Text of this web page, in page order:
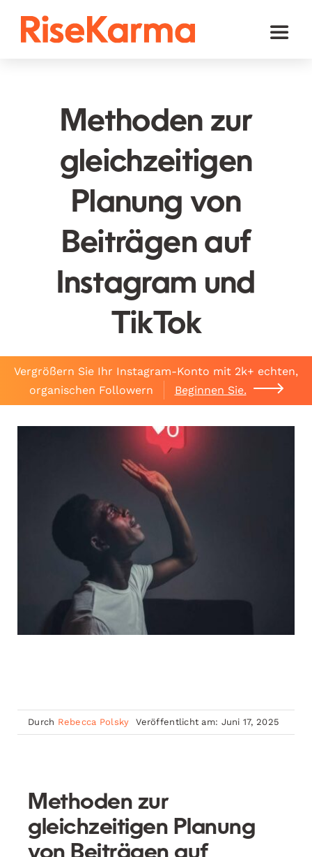
Toggle
TikTok
Youtube
Twitter (𝕏)
Andere
Warenkorb
Methoden zur
gleichzeitigen
Planung von
Beiträgen auf
Instagram und
TikTok
Vergrößern Sie Ihr Instagram-Konto mit 2k+ echten,
organischen Followern
Beginnen Sie.
Durch Rebecca Polsky Veröffentlicht am: Juni 17, 2025
Methoden zur
gleichzeitigen Planung